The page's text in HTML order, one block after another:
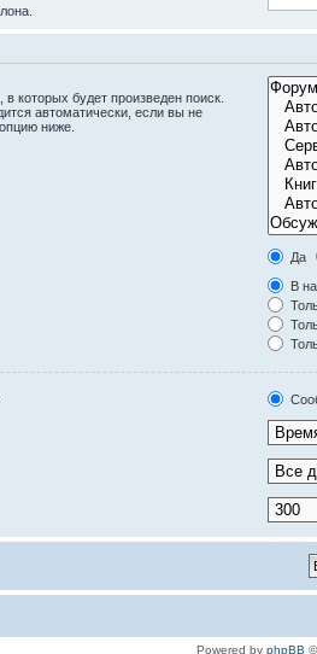
будет произведен поиск.
автоматически, если вы не
ниже.
Да
В
Powered by phpBB